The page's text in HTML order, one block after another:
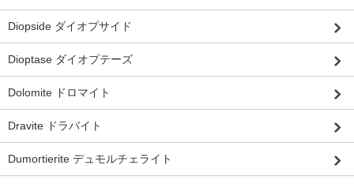
Diopside ダイオプサイド
Dioptase ダイオプテーズ
Dolomite ドロマイト
Dravite ドラバイト
Dumortierite デュモルチェライト